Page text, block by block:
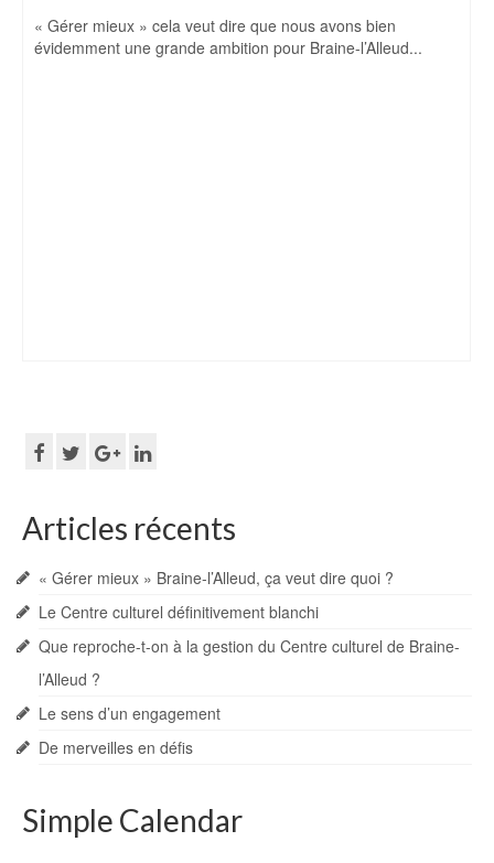
« Gérer mieux » cela veut dire que nous avons bien
évidemment une grande ambition pour Braine-l’Alleud...
Articles récents
« Gérer mieux » Braine-l’Alleud, ça veut dire quoi ?
Le Centre culturel définitivement blanchi
Que reproche-t-on à la gestion du Centre culturel de Braine-
l’Alleud ?
Le sens d’un engagement
De merveilles en défis
Simple Calendar